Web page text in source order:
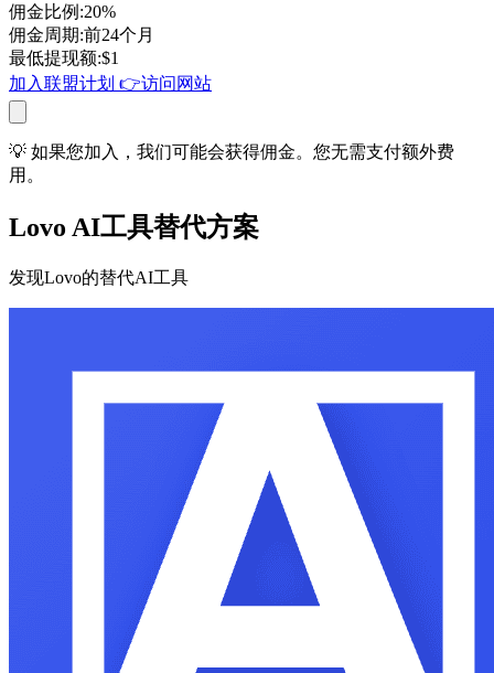
佣金比例 :20%
佣金周期:前24个月
最低提现额:$1
加入联盟计划 👉访问网站
💡 如果您加入，我们可能会获得佣金。您无需支付额外费
用。
Lovo AI工具替代方案
发现Lovo的替代AI工具